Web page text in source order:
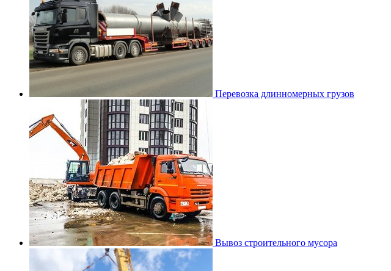
Перевозка длинномерных грузов
Вывоз строительного мусора